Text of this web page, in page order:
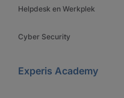
Helpdesk en Werkplek
Cyber Security
Experis Academy